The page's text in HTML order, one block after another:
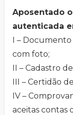
Aposentado
autenticada
I –
com foto;
II – Cadastro
III – Certidão
IV –
aceitas contas